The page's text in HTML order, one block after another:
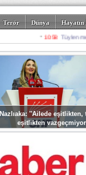
Terör Dünya
Spor Misafir
Nazlıaka: ''Ailede eşitlikten,
eşitlikten